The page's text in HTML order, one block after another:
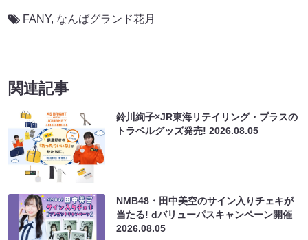
FANY, なんばグランド花月
関連記事
鈴川絢子×JR東海リテイリング・プラスの
トラベルグッズ発売!2026.08.05
NMB48・田中美空のサイン入りチェキが
当たる! dバリューパスキャンペーン開催
2026.08.05